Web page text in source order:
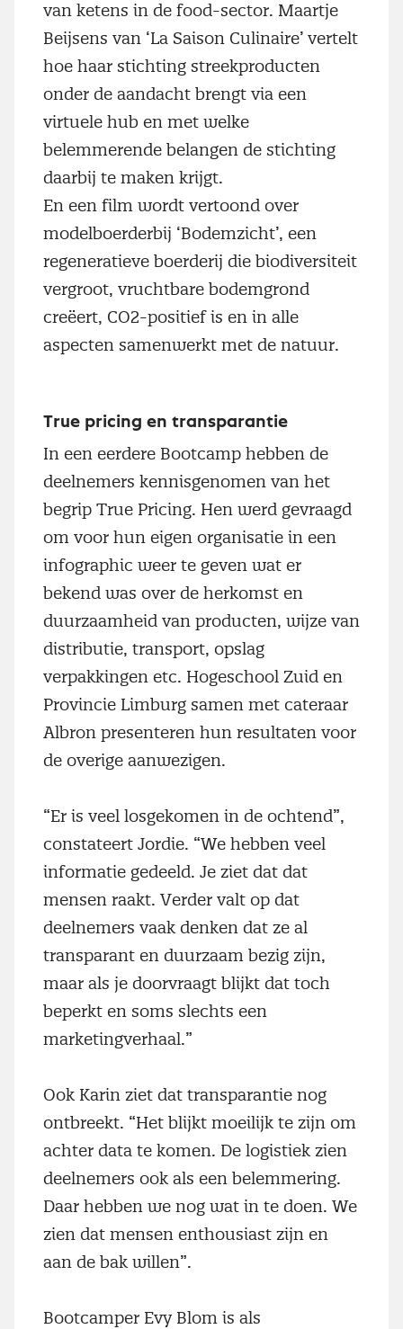
van ketens in de food-sector. Maartje
Beijsens van ‘La Saison Culinaire’ vertelt
hoe haar stichting streekproducten
onder de aandacht brengt via een
virtuele hub en met welke
belemmerende belangen de stichting
daarbij te maken krijgt.
En een film wordt vertoond over
modelboerderbij ‘Bodemzicht’, een
regeneratieve boerderij die biodiversiteit
vergroot, vruchtbare bodemgrond
creëert, CO2-positief is en in alle
aspecten samenwerkt met de natuur.
True pricing en transparantie
In een eerdere Bootcamp hebben de
deelnemers kennisgenomen van het
begrip True Pricing. Hen werd gevraagd
om voor hun eigen organisatie in een
infographic weer te geven wat er
bekend was over de herkomst en
duurzaamheid van producten, wijze van
distributie, transport, opslag
verpakkingen etc. Hogeschool Zuid en
Provincie Limburg samen met cateraar
Albron presenteren hun resultaten voor
de overige aanwezigen.
“Er is veel losgekomen in de ochtend”,
constateert Jordie. “We hebben veel
informatie gedeeld. Je ziet dat dat
mensen raakt. Verder valt op dat
deelnemers vaak denken dat ze al
transparant en duurzaam bezig zijn,
maar als je doorvraagt blijkt dat toch
beperkt en soms slechts een
marketingverhaal.”
Ook Karin ziet dat transparantie nog
ontbreekt. “Het blijkt moeilijk te zijn om
achter data te komen. De logistiek zien
deelnemers ook als een belemmering.
Daar hebben we nog wat in te doen. We
zien dat mensen enthousiast zijn en
aan de bak willen”.
Bootcamper Evy Blom is als